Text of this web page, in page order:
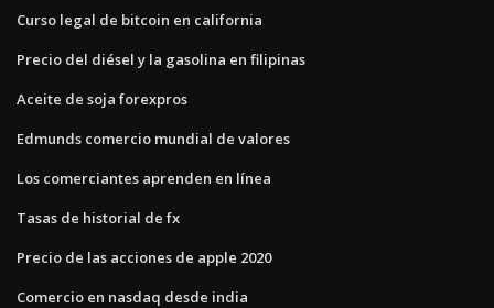
Curso legal de bitcoin en california
Precio del diésel y la gasolina en filipinas
Aceite de soja forexpros
Edmunds comercio mundial de valores
Los comerciantes aprenden en línea
Tasas de historial de fx
Precio de las acciones de apple 2020
Comercio en nasdaq desde india